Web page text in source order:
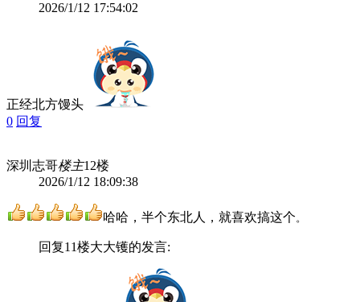
2026/1/12 17:54:02
正经北方馒头
0 回复
深圳志哥楼主12楼
2026/1/12 18:09:38
哈哈，半个东北人，就喜欢搞这个。
回复11楼大大镬的发言: